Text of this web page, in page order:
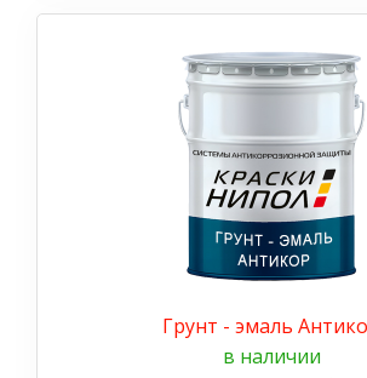
Грунт - эмаль
в наличии